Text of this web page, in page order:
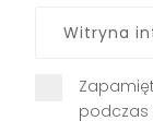
podczas